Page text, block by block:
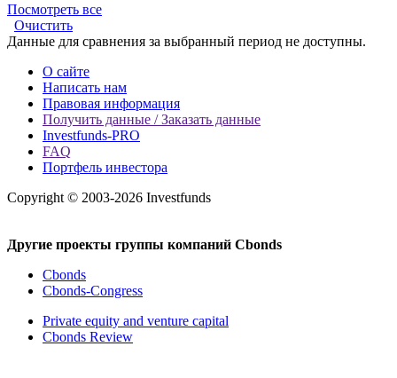
Посмотреть все
Очистить
Данные для сравнения за выбранный период не доступны.
О сайте
Написать нам
Правовая информация
Получить данные / Заказать данные
Investfunds-PRO
FAQ
Портфель инвестора
Copyright © 2003-2026 Investfunds
Другие проекты группы компаний Cbonds
Cbonds
Cbonds-Congress
Private equity and venture capital
Cbonds Review